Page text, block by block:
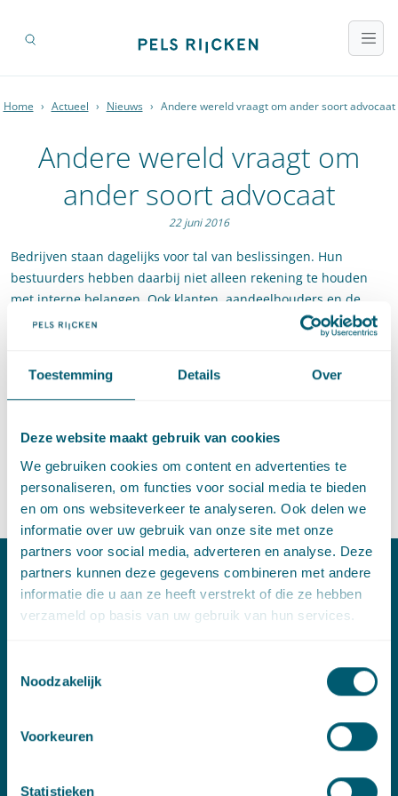
Toestemming Details Over
Deze website maakt gebruik van cookies
We gebruiken cookies om content en advertenties te
personaliseren, om functies voor social media te bieden
en om ons websiteverkeer te analyseren. Ook delen we
informatie over uw gebruik van onze site met onze
partners voor social media, adverteren en analyse. Deze
partners kunnen deze gegevens combineren met andere
informatie die u aan ze heeft verstrekt of die ze hebben
verzameld op basis van uw gebruik van hun services.
Noodzakelijk
Voorkeuren
Statistieken
Home › Actueel › Nieuws › Andere wereld vraagt om ander soort advocaat
Andere wereld vraagt om
ander soort advocaat
22 juni 2016
Bedrijven staan dagelijks voor tal van beslissingen. Hun
bestuurders hebben daarbij niet alleen rekening te houden
met interne belangen. Ook klanten, aandeelhouders en de
maatschappij kijken steeds vaker kritisch mee.
merkbaar aanwezig. Processen worden transparanter en door
internet en social media komt informatie sneller op straat te
soort advocaat.
Alain de Jonge, bestuursvoorzitter van Pels Rijcken, vertelt hier
meer over in een artikelin het FD.
Contact
T:+31 6 20 01 08 16